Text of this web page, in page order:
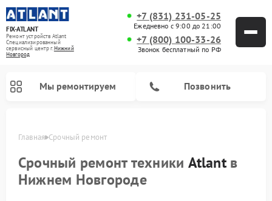
FIX-ATLANT
Ремонт устройств Atlant
Специализированный
cервисный центр г.Нижний
Новгород
+7 (831) 231-05-25
Ежедневно с 9:00 до 21:00
+7 (800) 100-33-26
Звонок бесплатный по РФ
Мы ремонтируем Позвонить
Главная Срочный ремонт
Срочный ремонт техники Atlantв
Нижнем Новгороде